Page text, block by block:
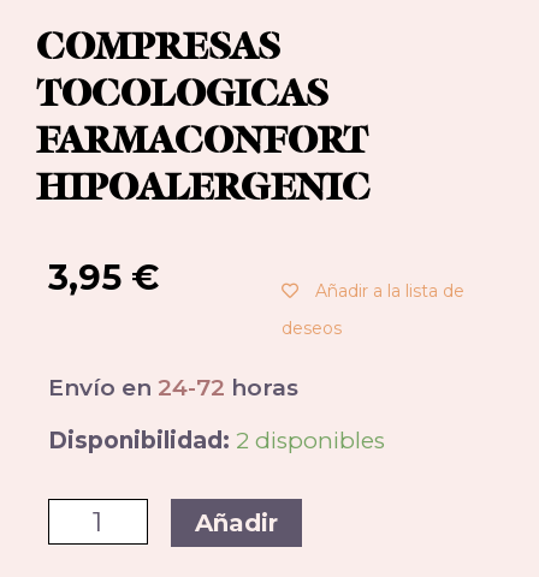
COMPRESAS
TOCOLOGICAS
FARMACONFORT
HIPOALERGENIC
3,95 €
Añadir a la lista de
deseos
Envío en 24-72 horas
Disponibilidad: 2 disponibles
Añadir